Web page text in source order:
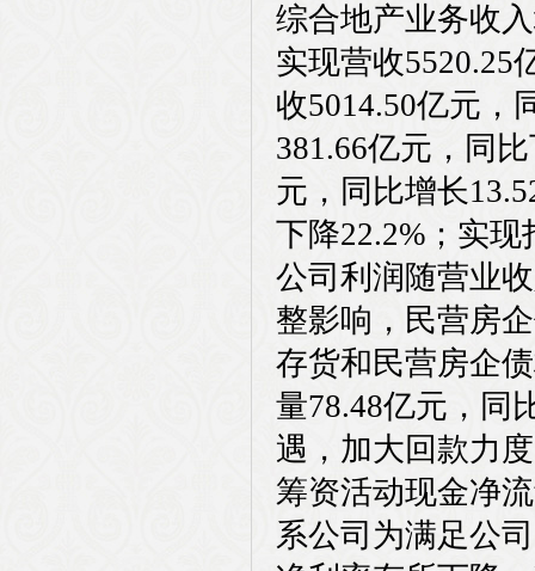
综合地产业务收
实现营收5520.25
收5014.50亿元，
381.66亿元，同
元，同比增长
下降22.2%；实现
公司利润随营业
整影响，民营房
存货和民营房企
量78.48亿元，同
遇，加大回款力
筹资活动现金净
系公司为满足公